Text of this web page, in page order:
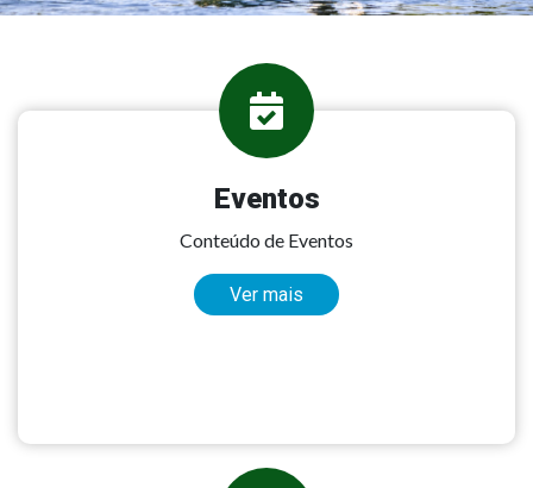
Eventos
Conteúdo de Eventos
Ver mais